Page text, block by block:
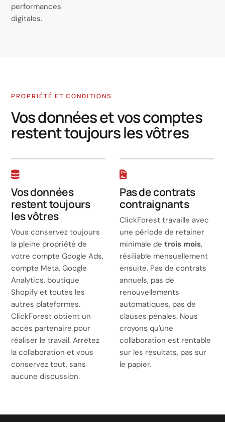
performances
digitales.
PROPRIÉTÉ ET CONDITIONS
Vos données et vos comptes
restent toujours les vôtres
Vos données
restent toujours
les vôtres
Vous conservez toujours
la pleine propriété de
votre compte Google Ads,
compte Meta, Google
Analytics, boutique
Shopify et toutes les
autres plateformes.
ClickForest obtient un
accès partenaire pour
réaliser le travail. Arrêtez
la collaboration et vous
conservez tout, sans
aucune discussion.
Pas de contrats
contraignants
ClickForest travaille avec
une période de retainer
minimale de trois mois,
résiliable mensuellement
ensuite. Pas de contrats
annuels, pas de
renouvellements
automatiques, pas de
clauses pénales. Nous
croyons qu'une
collaboration est rentable
sur les résultats, pas sur
le papier.